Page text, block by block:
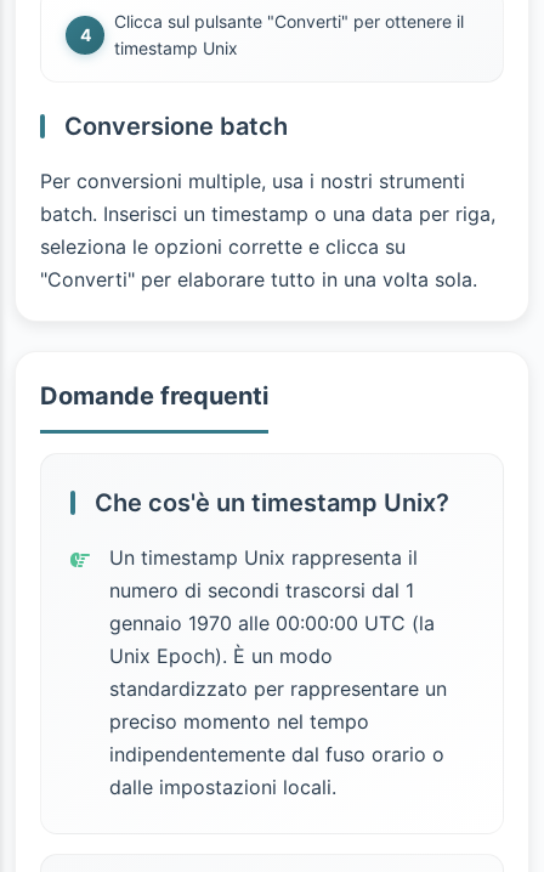
Clicca sul pulsante "Converti" per ottenere il
timestamp Unix
Conversione batch
Per conversioni multiple, usa i nostri strumenti
batch. Inserisci un timestamp o una data per riga,
seleziona le opzioni corrette e clicca su
"Converti" per elaborare tutto in una volta sola.
Domande frequenti
Che cos'è un timestamp Unix?
Un timestamp Unix rappresenta il
numero di secondi trascorsi dal 1
gennaio 1970 alle 00:00:00 UTC (la
Unix Epoch). È un modo
standardizzato per rappresentare un
preciso momento nel tempo
indipendentemente dal fuso orario o
dalle impostazioni locali.